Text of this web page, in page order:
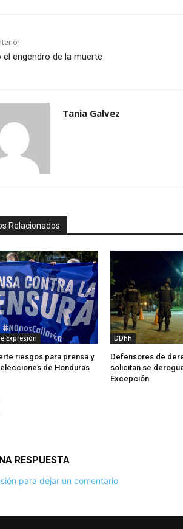
el engendro de la muerte
Tania Galvez
Relacionados
Expresión
riesgos para prensa y
elecciones de Honduras
DDHH
Defensores de
solicitan se
Excepción
RESPUESTA
para dejar un comentario